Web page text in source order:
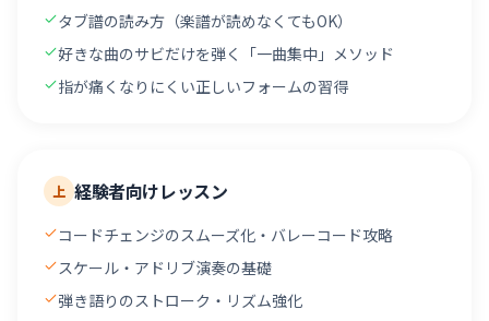
タブ譜の読み方（楽譜が読めなくてもOK）
好きな曲のサビだけを弾く「一曲集中」メソッド
指が痛くなりにくい正しいフォームの習得
上 経験者向けレッスン
コードチェンジのスムーズ化・バレーコード攻略
スケール・アドリブ演奏の基礎
弾き語りのストローク・リズム強化